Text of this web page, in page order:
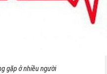
gặp ở nhiều người